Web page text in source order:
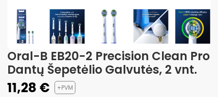
Oral-B EB20-2 Precision Clean Pro
Dantų Šepetėlio Galvutės, 2 vnt.
11,28 € +PVM